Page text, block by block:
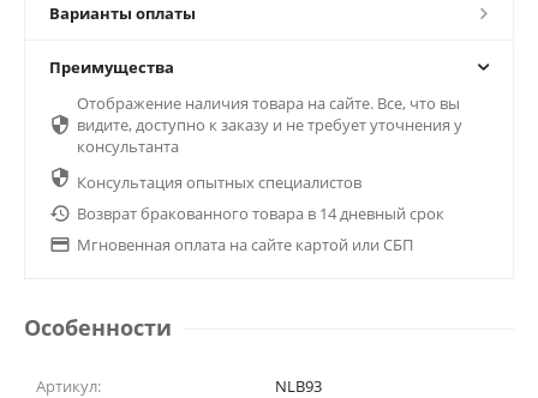
Варианты оплаты
Преимущества

Отображение наличия товара на сайте. Все, что вы
видите, доступно к заказу и не требует уточнения у
консультанта
 Консультация опытных специалистов
 Возврат бракованного товара в 14 дневный срок
 Мгновенная оплата на сайте картой или СБП
Особенности
Артикул:
NLB93